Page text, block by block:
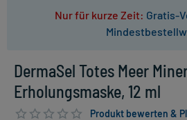
Nur für kurze Zeit: Gratis-
DermaSel Totes Meer
Erholungsmaske, 12 ml
Produkt bewerten &